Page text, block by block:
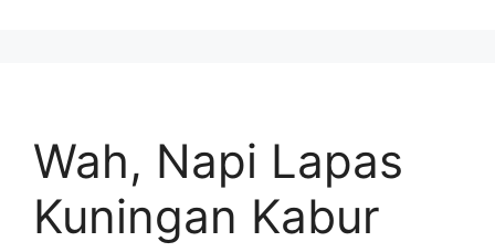
Wah, Napi Lapas
Kuningan Kabur